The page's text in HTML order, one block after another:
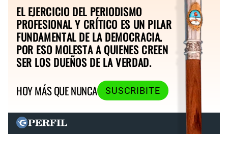
EL EJERCICIO DEL PERIODISMO
PROFESIONAL Y CRÍTICO ES UN PILAR
FUNDAMENTAL DE LA DEMOCRACIA.
POR ESO MOLESTA A QUIENES CREEN
SER LOS DUEÑOS DE LA VERDAD.
HOY MÁS QUE NUNCA
SUSCRIBITE